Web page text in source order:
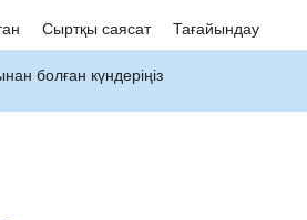
Сыртқы саясат Тағайындау
болған күндеріңіз